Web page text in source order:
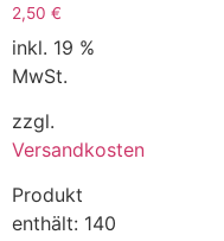
2,50 €
inkl. 19 %
MwSt.
zzgl.
Versandkosten
Produkt
enthält: 140